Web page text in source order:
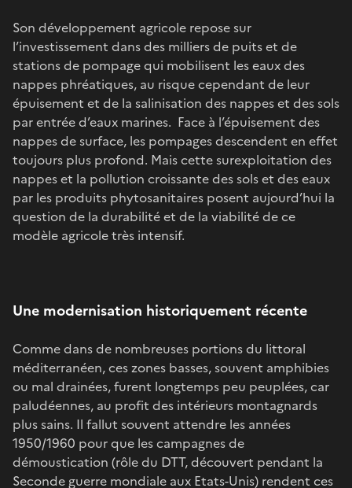
Son développement agricole repose sur
l’investissement dans des milliers de puits et de
stations de pompage qui mobilisent les eaux des
nappes phréatiques, au risque cependant de leur
épuisement et de la salinisation des nappes et des sols
par entrée d’eaux marines. Face à l’épuisement des
nappes de surface, les pompages descendent en effet
toujours plus profond. Mais cette surexploitation des
nappes et la pollution croissante des sols et des eaux
par les produits phytosanitaires posent aujourd’hui la
question de la durabilité et de la viabilité de ce
modèle agricole très intensif.
Une modernisation historiquement récente
Comme dans de nombreuses portions du littoral
méditerranéen, ces zones basses, souvent amphibies
ou mal drainées, furent longtemps peu peuplées, car
paludéennes, au profit des intérieurs montagnards
plus sains. Il fallut souvent attendre les années
1950/1960 pour que les campagnes de
démoustication (rôle du DTT, découvert pendant la
Seconde guerre mondiale aux Etats-Unis) rendent ces